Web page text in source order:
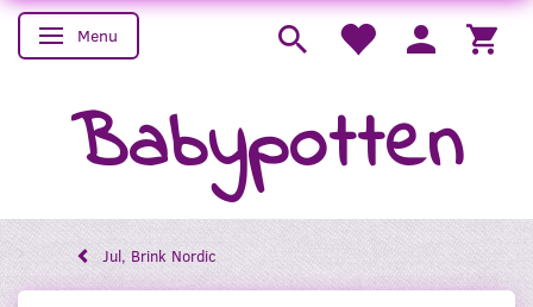
Skifte navigation
Menu
Babypotten
Jul, Brink Nordic